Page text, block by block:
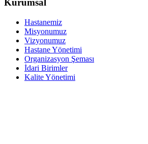
Kurumsal
Hastanemiz
Misyonumuz
Vizyonumuz
Hastane Yönetimi
Organizasyon Şeması
İdari Birimler
Kalite Yönetimi